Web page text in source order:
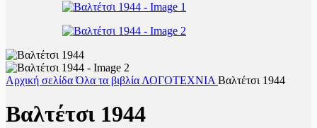
Αρχική σελίδαΌλα τα βιβλία ΛΟΓΟΤΕΧΝΙΑ Βαλτέτσι 1944
Βαλτέτσι 1944